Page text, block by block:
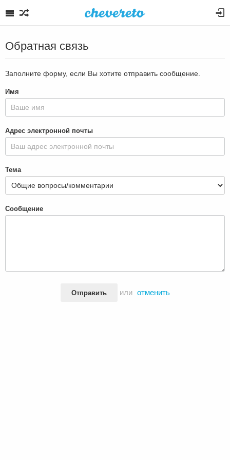
Обратная связь
Заполните форму, если Вы хотите отправить сообщение.
Имя
Адрес электронной почты
Тема
Сообщение
Отправить или отменить